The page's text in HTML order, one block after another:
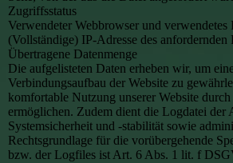
Zugriffsstatus
Verwendeter Webbrowser und verwendetes
(Vollständige) IP-Adresse des anfordernden
Übertragene Datenmenge
Die aufgelisteten Daten erheben wir, um
Verbindungsaufbau der Website zu
komfortable Nutzung unserer Website
ermöglichen. Zudem dient die Logdatei der
Systemsicherheit und -stabilität sowie
Rechtsgrundlage für die vorübergehende
bzw. der Logfiles ist Art. 6 Abs. 1 lit. f